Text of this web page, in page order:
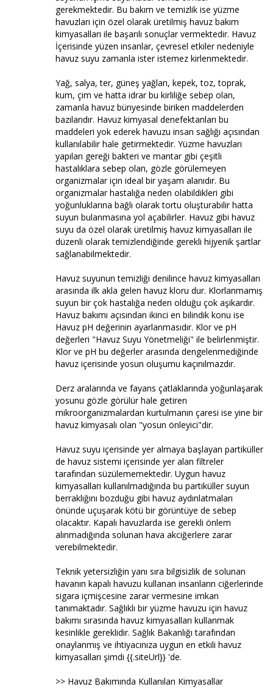
gerekmektedir. Bu bakım ve temizlik ise yüzme
havuzları için özel olarak üretilmiş havuz bakım
kimyasalları ile başarılı sonuçlar vermektedir. Havuz
İçerisinde yüzen insanlar, çevresel etkiler nedeniyle
havuz suyu zamanla ister istemez kirlenmektedir.
Yağ, salya, ter, güneş yağları, kepek, toz, toprak,
kum, çim ve hatta idrar bu kirliliğe sebep olan,
zamanla havuz bünyesinde biriken maddelerden
bazılarıdır. Havuz kimyasal denefektanları bu
maddeleri yok ederek havuzu insan sağlığı açısından
kullanılabilir hale getirmektedir. Yüzme havuzları
yapıları gereği bakteri ve mantar gibi çeşitli
hastalıklara sebep olan, gözle görülemeyen
organizmalar için ideal bir yaşam alanıdır. Bu
organizmalar hastalığa neden olabildikleri gibi
yoğunluklarına bağlı olarak tortu oluşturabilir hatta
suyun bulanmasına yol açabilirler. Havuz gibi havuz
suyu da özel olarak üretilmiş havuz kimyasalları ile
düzenli olarak temizlendiğinde gerekli hijyenik şartlar
sağlanabilmektedir.
Havuz suyunun temizliği denilince havuz kimyasalları
arasında ilk akla gelen havuz kloru dur. Klorlanmamış
suyun bir çok hastalığa neden olduğu çok aşikardır.
Havuz bakımı açısından ikinci en bilindik konu ise
Havuz pH değerinin ayarlanmasıdır. Klor ve pH
değerleri "Havuz Suyu Yönetmeliği" ile belirlenmiştir.
Klor ve pH bu değerler arasında dengelenmediğinde
havuz içerisinde yosun oluşumu kaçınılmazdır.
Derz aralarında ve fayans çatlaklarında yoğunlaşarak
yosunu gözle görülür hale getiren
mikroorganizmalardan kurtulmanın çaresi ise yine bir
havuz kimyasalı olan "yosun önleyici"dir.
Havuz suyu içerisinde yer almaya başlayan partiküller
de havuz sistemi içerisinde yer alan filtreler
tarafından süzülememektedir. Uygun havuz
kimyasalları kullanılmadığında bu partiküller suyun
berraklığını bozduğu gibi havuz aydınlatmaları
önünde uçuşarak kötü bir görüntüye de sebep
olacaktır. Kapalı havuzlarda ise gerekli önlem
alınmadığında solunan hava akciğerlere zarar
verebilmektedir.
Teknik yetersizliğin yanı sıra bilgisizlik de solunan
havanın kapalı havuzu kullanan insanların ciğerlerinde
sigara içmişcesine zarar vermesine imkan
tanımaktadır. Sağlıklı bir yüzme havuzu için havuz
bakımı sırasında havuz kimyasalları kullanmak
kesinlikle gereklidir. Sağlık Bakanlığı tarafından
onaylanmış ve ihtiyacınıza uygun en etkili havuz
kimyasalları şimdi {{.siteUrl}} 'de.
>> Havuz Bakımında Kullanılan Kimyasallar